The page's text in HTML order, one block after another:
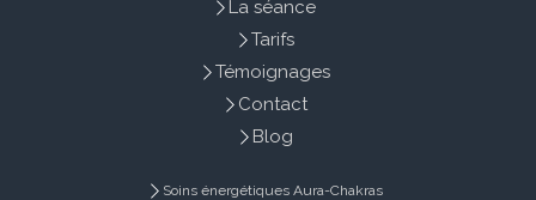
La séance
Tarifs
Témoignages
Contact
Blog
Soins énergétiques Aura-Chakras